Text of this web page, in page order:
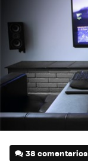
38 comentarios